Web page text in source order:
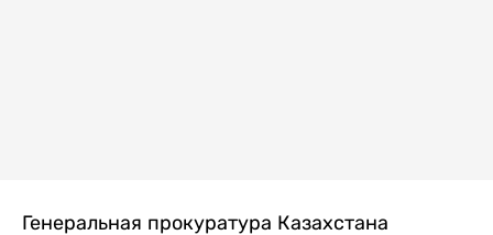
Генеральная прокуратура Казахстана